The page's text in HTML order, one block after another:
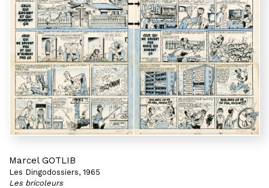
Marcel GOTLIB
Les Dingodossiers, 1965
Les bricoleurs